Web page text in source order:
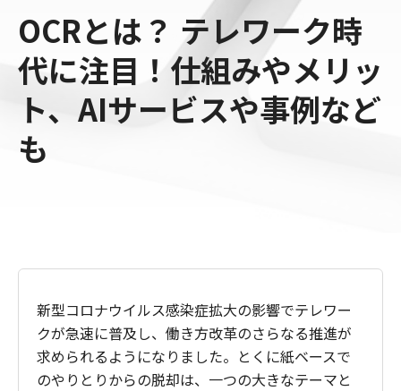
OCRとは？ テレワーク時
代に注目！仕組みやメリッ
ト、AIサービスや事例など
も
新型コロナウイルス感染症拡大の影響でテレワー
クが急速に普及し、働き方改革のさらなる推進が
求められるようになりました。とくに紙ベースで
のやりとりからの脱却は、一つの大きなテーマと